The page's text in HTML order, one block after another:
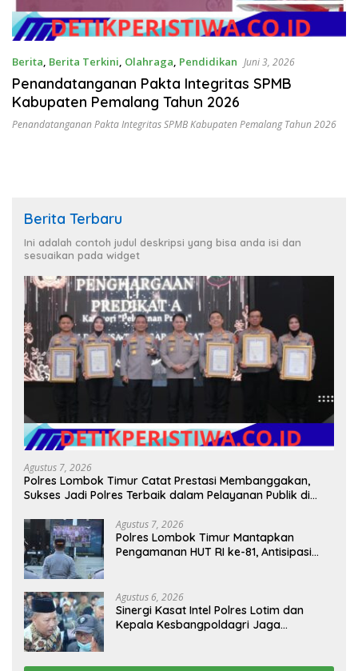
Berita, Berita Terkini, Olahraga, Pendidikan Juni 3, 2026
Penandatanganan Pakta Integritas SPMB
Kabupaten Pemalang Tahun 2026
Penandatanganan Pakta Integritas SPMB Kabupaten Pemalang Tahun 2026
Berita Terbaru
Ini adalah contoh judul deskripsi yang bisa anda isi dan
sesuaikan pada widget
Agustus 7, 2026
Polres Lombok Timur Catat Prestasi Membanggakan,
Sukses Jadi Polres Terbaik dalam Pelayanan Publik di
Agustus 7, 2026
Polres Lombok Timur Mantapkan
Pengamanan HUT RI ke-81, Antisipasi
Agustus 6, 2026
Sinergi Kasat Intel Polres Lotim dan
Kepala Kesbangpoldagri Jaga